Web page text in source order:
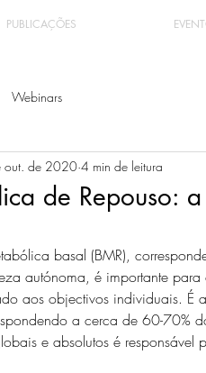
PUBLICAÇÕES
Webinars
de Repouso:
out. de 2020 4 min de leitura
basal (BMR),
autónoma, é importante
aos objectivos individuais.
a cerca de 60-70%
e absolutos é